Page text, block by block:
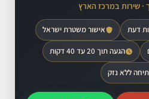
· שירות במרכז הארץ
אישור משטרת ישראל
הגעה תוך 20 עד 40 דקות
ללא נזק